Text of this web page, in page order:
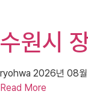
수원시
ryohwa 2026년 08
Read More